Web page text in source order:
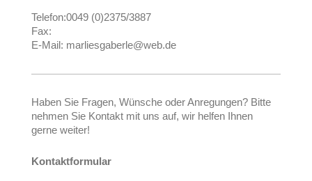
Telefon:0049 (0)2375/3887
Fax:
E-Mail: marliesgaberle@web.de
Haben Sie Fragen, Wünsche oder Anregungen? Bitte
nehmen Sie Kontakt mit uns auf, wir helfen Ihnen
gerne weiter!
Kontaktformular